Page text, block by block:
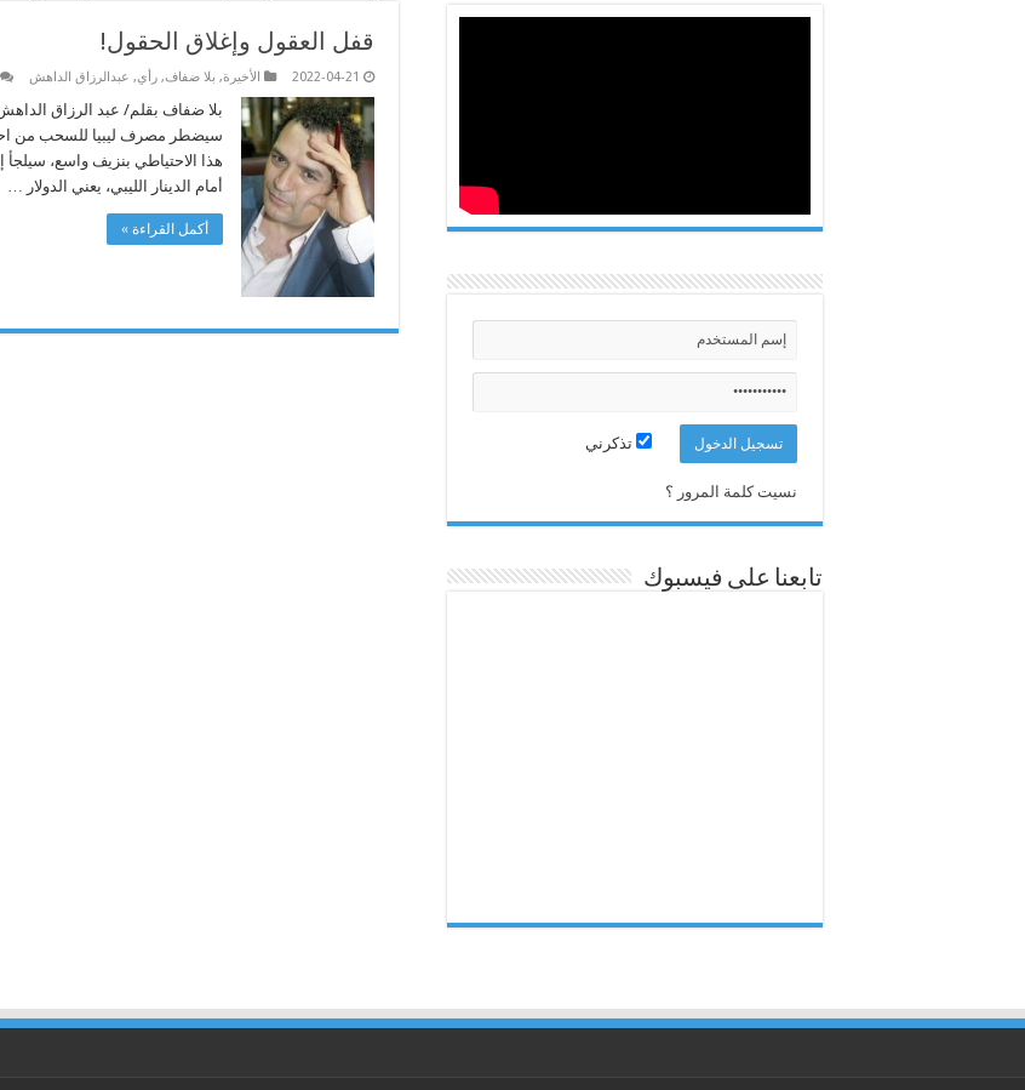
قفل العقول وإغلاق الحقول!
2022-04-21 الأخيرة, بلا ضفاف, رأي, عبدالرزاق الداهش
بلا ضفاف بقلم/ عبد الرزاق
سيضطر مصرف ليبيا للسحب من
هذا الاحتياطي بنزيف واسع، سيلجأ
أمام الدينار الليبي، يعني الدولار …
أكمل القراءة »
تذكرني
نسيت كلمة المرور ؟
تابعنا على فيسبوك